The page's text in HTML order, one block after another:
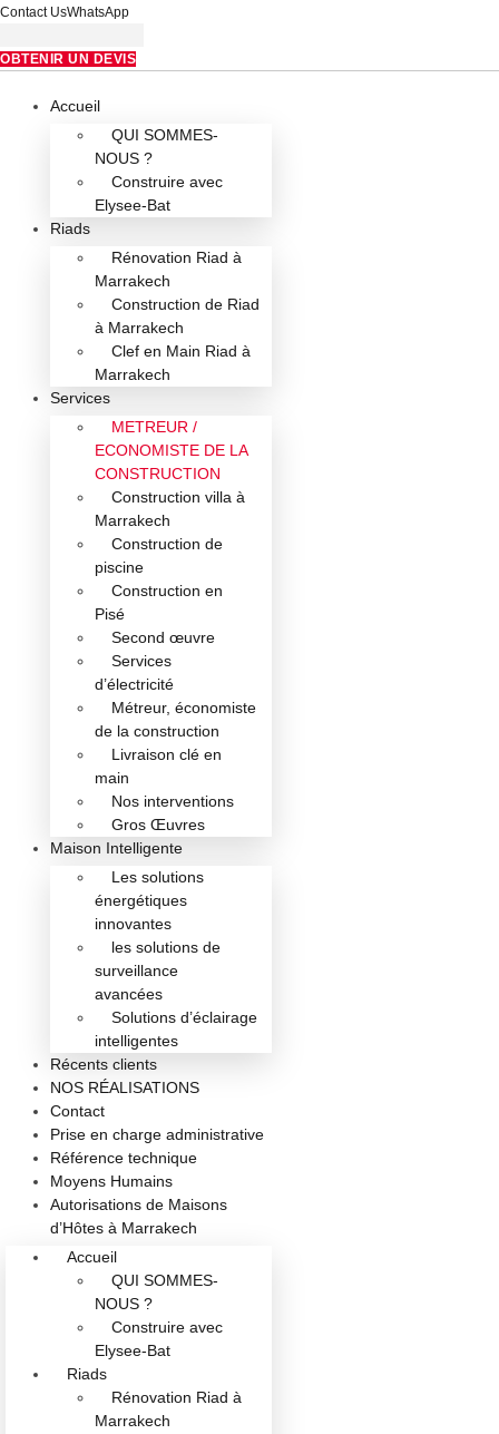
Skip
content
Contact UsWhatsApp
OBTENIR UN DEVIS
Accueil
QUI SOMMES-
NOUS ?
Construire avec
Elysee-Bat
Riads
Rénovation Riad à
Marrakech
Construction de Riad
à Marrakech
Clef en Main Riad à
Marrakech
Services
METREUR /
ECONOMISTE DE LA
CONSTRUCTION
Construction villa à
Marrakech
Construction de
piscine
Construction en
Pisé
Second œuvre
Services
d’électricité
Métreur, économiste
de la construction
Livraison clé en
main
Nos interventions
Gros Œuvres
Maison Intelligente
Les solutions
énergétiques
innovantes
les solutions de
surveillance
avancées
Solutions d’éclairage
intelligentes
Récents clients
NOS RÉALISATIONS
Contact
Prise en charge administrative
Référence technique
Moyens Humains
Autorisations de Maisons
d’Hôtes à Marrakech
Accueil
QUI SOMMES-
NOUS ?
Construire avec
Elysee-Bat
Riads
Rénovation Riad à
Marrakech